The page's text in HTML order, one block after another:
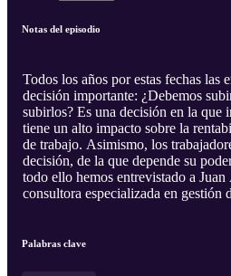
Notas del episodio
Todos los años por estas fechas las
decisión importante: ¿Debemos
subirlos? Es una decisión en la que
tiene un alto impacto sobre la
de trabajo. Asimismo, los
decisión, de la que depende su
todo ello hemos entrevistado a
consultora especializada en gestión
Palabras clave